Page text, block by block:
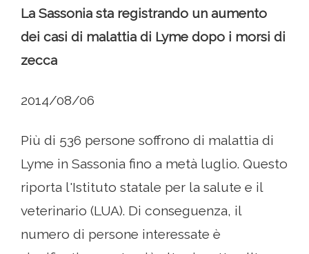
La Sassonia sta registrando un aumento
dei casi di malattia di Lyme dopo i morsi di
zecca
2014/08/06
Più di 536 persone soffrono di malattia di
Lyme in Sassonia fino a metà luglio. Questo
riporta l'Istituto statale per la salute e il
veterinario (LUA). Di conseguenza, il
numero di persone interessate è